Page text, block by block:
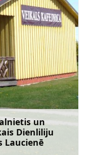
un
Dienliliju
Laucienē